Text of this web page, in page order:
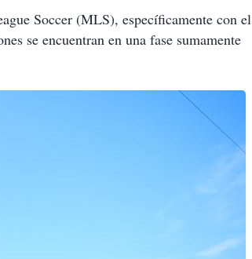
Soccer (MLS), específicamente con el
se encuentran en una fase sumamente